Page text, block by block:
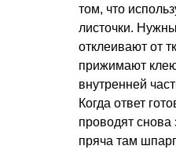
том, что
листочки.
отклеивают от
прижимают
внутренней
Когда ответ
проводят снова
пряча там